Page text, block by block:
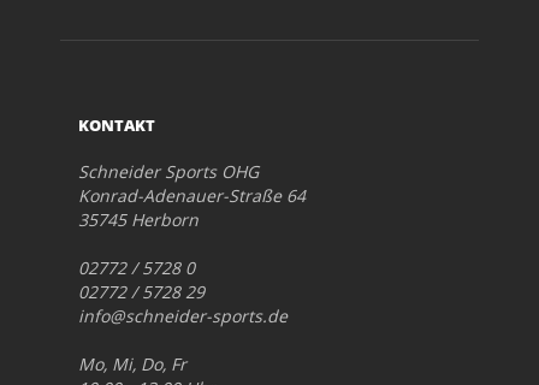
KONTAKT
Schneider Sports OHG
Konrad-Adenauer-Straße 64
35745 Herborn
02772 / 5728 0
02772 / 5728 29
info@schneider-sports.de
Mo, Mi, Do, Fr